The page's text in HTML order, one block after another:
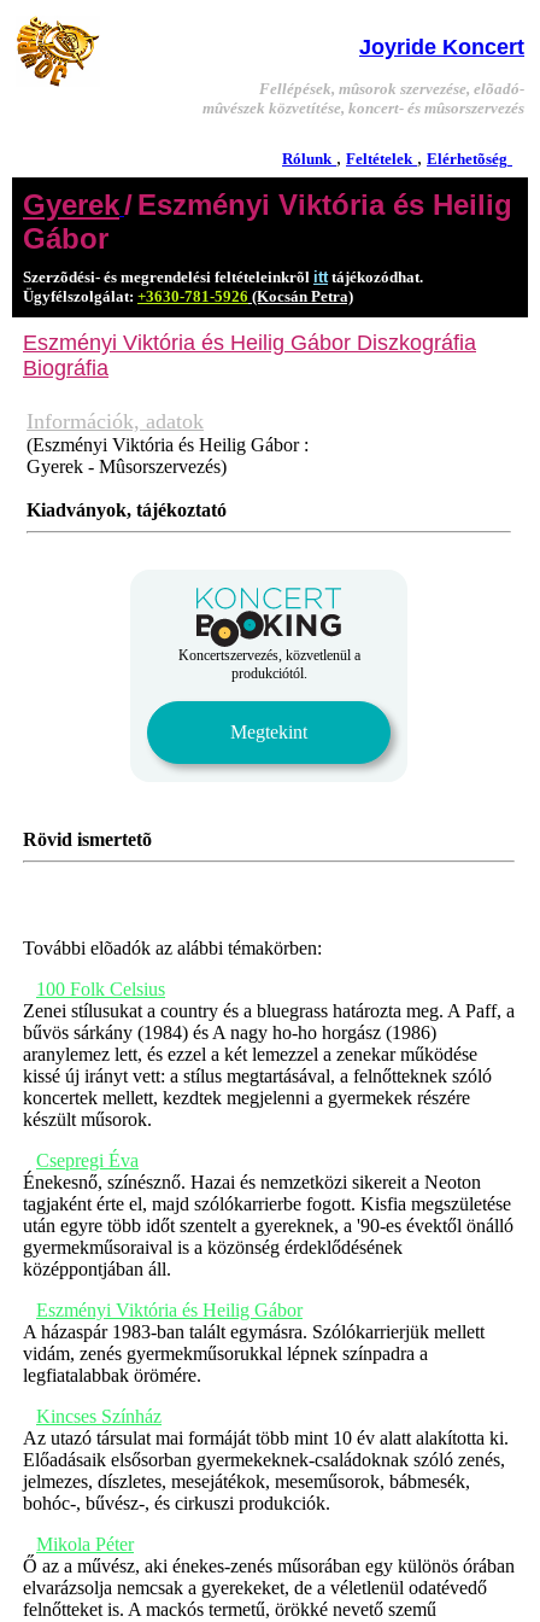
Joyride Koncert
Fellépések, mûsorok szervezése, elõadó-
mûvészek közvetítése, koncert- és mûsorszervezés
Rólunk , Feltételek , Elérhetõség
Gyerek/Eszményi Viktória és Heilig
Gábor
Szerzõdési- és megrendelési feltételeinkrõl itttájékozódhat.
Ügyfélszolgálat: +3630-781-5926 (Kocsán Petra)
Eszményi Viktória és Heilig Gábor Diszkográfia
Biográfia
Információk, adatok
(Eszményi Viktória és Heilig Gábor :
Gyerek - Mûsorszervezés)
Kiadványok, tájékoztató
Koncertszervezés, közvetlenül a
produkciótól.
Megtekint
Rövid ismertetõ
További elõadók az alábbi témakörben:
100 Folk Celsius
Zenei stílusukat a country és a bluegrass határozta meg. A Paff, a
bűvös sárkány (1984) és A nagy ho-ho horgász (1986)
aranylemez lett, és ezzel a két lemezzel a zenekar működése
kissé új irányt vett: a stílus megtartásával, a felnőtteknek szóló
koncertek mellett, kezdtek megjelenni a gyermekek részére
készült műsorok.
Csepregi Éva
Énekesnő, színésznő. Hazai és nemzetközi sikereit a Neoton
tagjaként érte el, majd szólókarrierbe fogott. Kisfia megszületése
után egyre több időt szentelt a gyereknek, a '90-es évektől önálló
gyermekműsoraival is a közönség érdeklődésének
középpontjában áll.
Eszményi Viktória és Heilig Gábor
A házaspár 1983-ban talált egymásra. Szólókarrierjük mellett
vidám, zenés gyermekműsorukkal lépnek színpadra a
legfiatalabbak örömére.
Kincses Színház
Az utazó társulat mai formáját több mint 10 év alatt alakította ki.
Előadásaik elsősorban gyermekeknek-családoknak szóló zenés,
jelmezes, díszletes, mesejátékok, meseműsorok, bábmesék,
bohóc-, bűvész-, és cirkuszi produkciók.
Mikola Péter
Ő az a művész, aki énekes-zenés műsorában egy különös órában
elvarázsolja nemcsak a gyerekeket, de a véletlenül odatévedő
felnőtteket is. A mackós termetű, örökké nevető szemű